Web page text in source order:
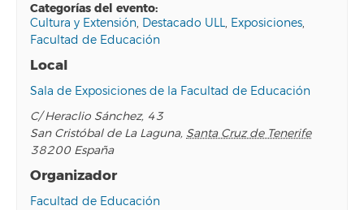
categorías del evento:
Cultura y Extensión, Destacado ULL, Exposiciones,
Facultad de Educación
Local
Sala de Exposiciones de la Facultad de Educación
C/ Heraclio Sánchez, 43
San Cristóbal de La Laguna, Santa Cruz de Tenerife
38200 España
Organizador
Facultad de Educación